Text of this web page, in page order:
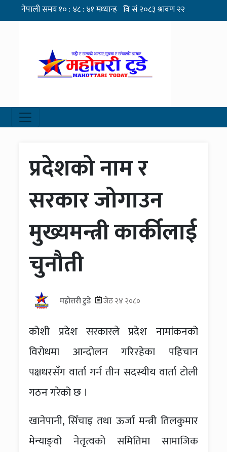
प्रदेशको नाम र
सरकार जोगाउन
मुख्यमन्त्री कार्कीलाई
चुनौती
महोत्तरी टुडे जेठ २४ २०८०
कोशी प्रदेश सरकारले प्रदेश नामांकनको
विरोधमा आन्दोलन गरिरहेका पहिचान
पक्षधरसँग वार्ता गर्न तीन सदस्यीय वार्ता टोली
गठन गरेको छ ।
खानेपानी, सिँचाइ तथा ऊर्जा मन्त्री तिलकुमार
मेन्याङ्वो नेतृत्वको समितिमा सामाजिक